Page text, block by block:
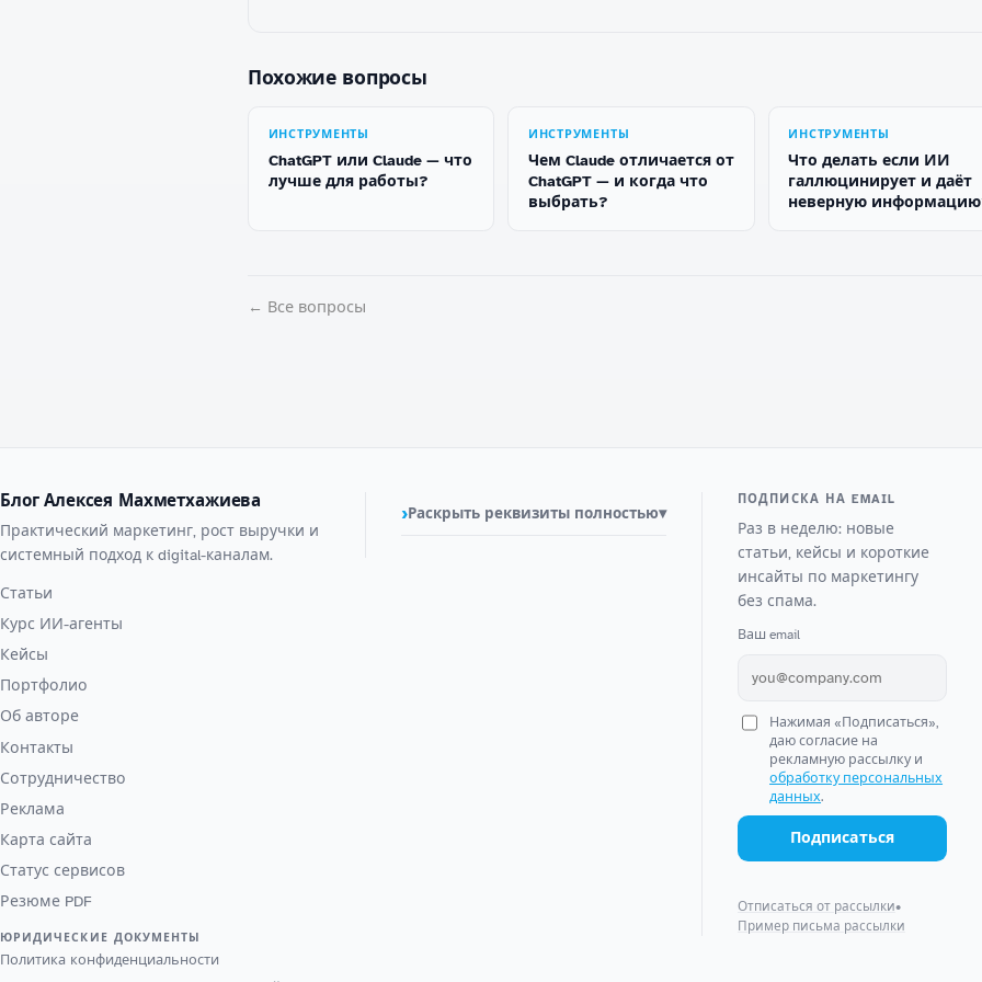
Похожие вопросы
ИНСТРУМЕНТЫ
ChatGPT или Claude — что
лучше для работы?
ИНСТРУМЕНТЫ
Чем Claude отличается от
ChatGPT — и когда что
выбрать?
ИНСТРУМЕНТЫ
Что делать если ИИ
галлюцинирует и даёт
неверную
← Все вопросы
Блог Алексея Махметхажиева
Практический маркетинг, рост выручки и
системный подход к digital-каналам.
Статьи
Курс ИИ-агенты
Кейсы
Портфолио
Об авторе
Контакты
Сотрудничество
Реклама
Карта сайта
Статус сервисов
Резюме PDF
ЮРИДИЧЕСКИЕ ДОКУМЕНТЫ
Политика конфиденциальности
Раскрыть реквизиты полностью▾
ПОДПИСКА НА EMAIL
Раз в неделю: новые
статьи, кейсы и короткие
инсайты по маркетингу
без спама.
Ваш email
Нажимая «Подписаться»,
даю согласие на
рекламную рассылку и
обработку персональных
данных.
Подписаться
Отписаться от рассылки•
Пример письма рассылки